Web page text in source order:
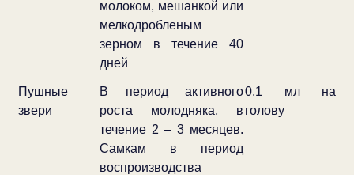
молоком, мешанкой или
мелкодробленым
зерном в течение 40
дней
Пушные
звери
В период активного
роста молодняка, в
течение 2 – 3 месяцев.
Самкам в период
воспроизводства
0,1 мл на
голову